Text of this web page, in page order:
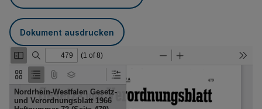
Dokument ausdrucken